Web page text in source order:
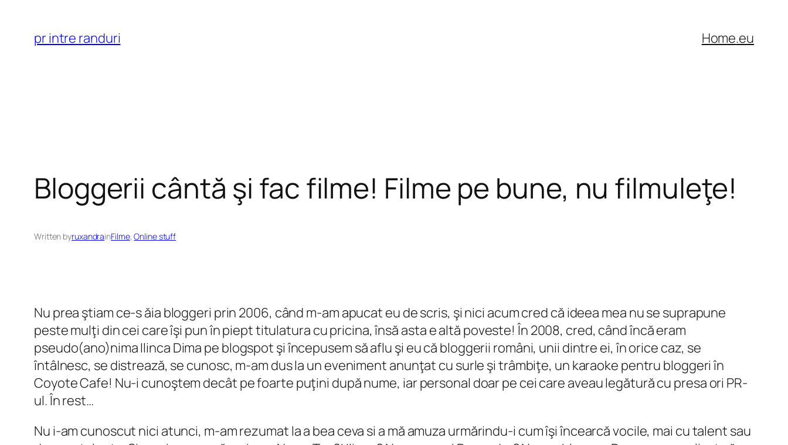
content
pr intre randuri Home.eu
Bloggerii cântă şi fac filme! Filme pe bune, nu filmuleţe!
Written byruxandrainFilme, Online stuff
Nu prea ştiam ce-s ăia bloggeri prin 2006, când m-am apucat eu de scris, şi nici acum cred că ideea mea nu se suprapune
peste mulţi din cei care îşi pun în piept titulatura cu pricina, însă asta e altă poveste! În 2008, cred, când încă eram
pseudo(ano)nima Ilinca Dima pe blogspot şi începusem să aflu şi eu că bloggerii români, unii dintre ei, în orice caz, se
întâlnesc, se distrează, se cunosc, m-am dus la un eveniment anunţat cu surle şi trâmbiţe, un karaoke pentru bloggeri în
Coyote Cafe! Nu-i cunoştem decât pe foarte puţini după nume, iar personal doar pe cei care aveau legătură cu presa ori PR-
ul. În rest…
Nu i-am cunoscut nici atunci, m-am rezumat la a bea ceva si a mă amuza urmărindu-i cum îşi încearcă vocile, mai cu talent sau